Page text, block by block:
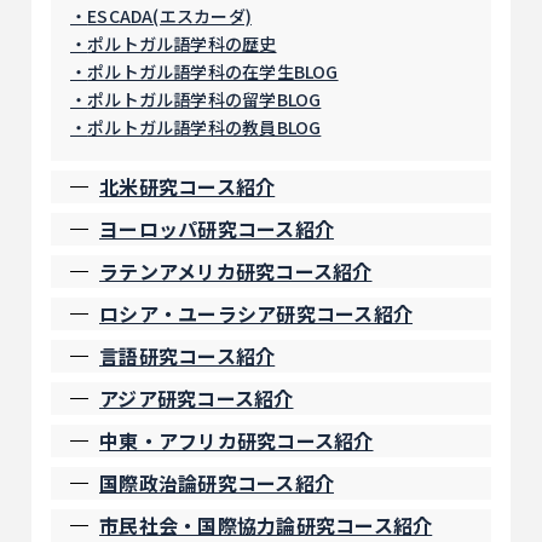
ESCADA(エスカーダ)
ポルトガル語学科の歴史
ポルトガル語学科の在学生BLOG
ポルトガル語学科の留学BLOG
ポルトガル語学科の教員BLOG
北米研究コース紹介
ヨーロッパ研究コース紹介
ラテンアメリカ研究コース紹介
ロシア・ユーラシア研究コース紹介
言語研究コース紹介
アジア研究コース紹介
中東・アフリカ研究コース紹介
国際政治論研究コース紹介
市民社会・国際協力論研究コース紹介